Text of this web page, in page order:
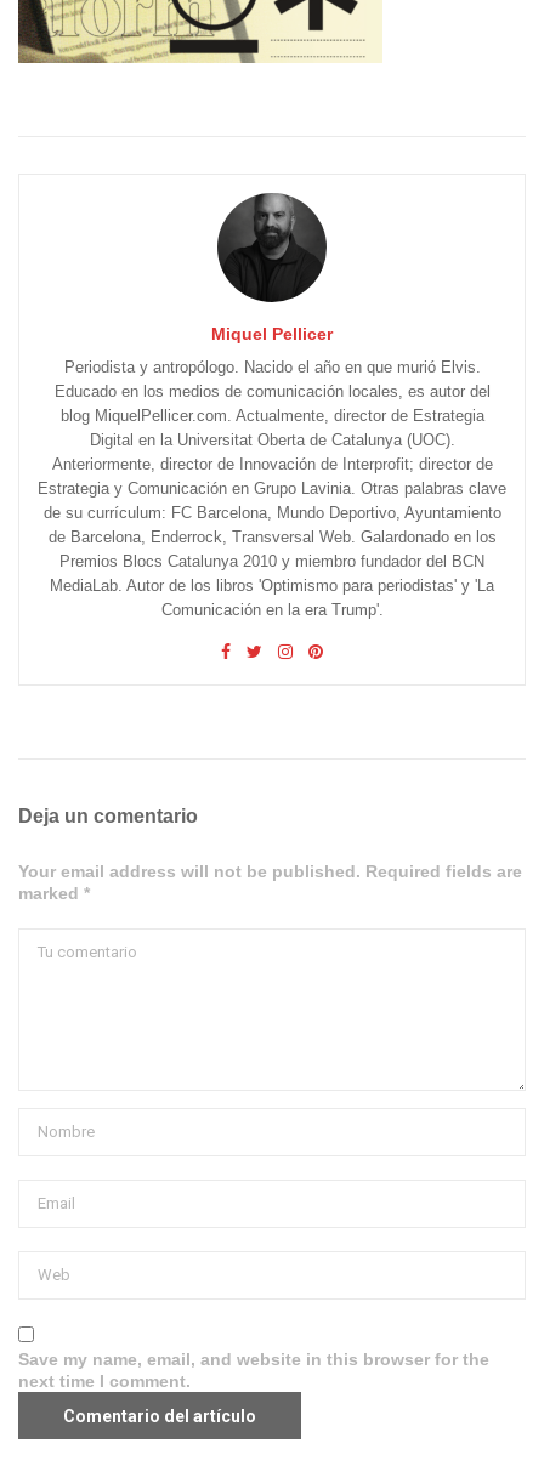
Miquel Pellicer
Periodista y antropólogo. Nacido el año en que murió Elvis.
Educado en los medios de comunicación locales, es autor del
blog MiquelPellicer.com. Actualmente, director de Estrategia
Digital en la Universitat Oberta de Catalunya (UOC).
Anteriormente, director de Innovación de Interprofit; director de
Estrategia y Comunicación en Grupo Lavinia. Otras palabras clave
de su currículum: FC Barcelona, Mundo Deportivo, Ayuntamiento
de Barcelona, Enderrock, Transversal Web. Galardonado en los
Premios Blocs Catalunya 2010 y miembro fundador del BCN
MediaLab. Autor de los libros 'Optimismo para periodistas' y 'La
Comunicación en la era Trump'.
Deja un comentario
Your email address will not be published. Required fields are
marked *
Save my name, email, and website in this browser for the
next time I comment.